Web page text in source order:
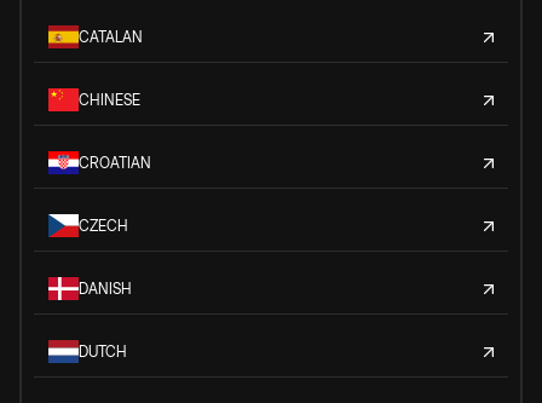
CATALAN
CHINESE
CROATIAN
CZECH
DANISH
DUTCH